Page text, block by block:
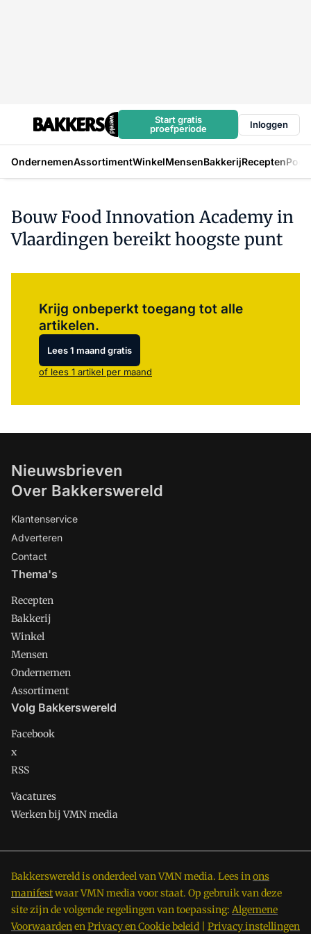
Start gratis
proefperiode
Inloggen
OndernemenAssortimentWinkelMensenBakkerijRecepten
Bouw Food Innovation Academy in
Vlaardingen bereikt hoogste punt
Krijg onbeperkt toegang tot alle
artikelen.
Lees 1 maand gratis
of lees 1 artikel per maand
Nieuwsbrieven
Over Bakkerswereld
Klantenservice
Adverteren
Contact
Thema's
Recepten
Bakkerij
Winkel
Mensen
Ondernemen
Assortiment
Volg Bakkerswereld
Facebook
x
RSS
Vacatures
Werken bij VMN media
Bakkerswereld is onderdeel van VMN media. Lees inons
manifestwaar VMN media voor staat. Op gebruik van deze
site zijn de volgende regelingen van toepassing: Algemene
VoorwaardenenPrivacy en Cookie beleid Privacy instellingen